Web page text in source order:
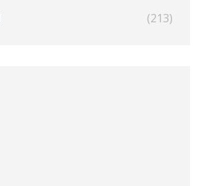
(213)